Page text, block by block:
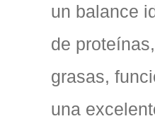
un balance
de
grasas,
una